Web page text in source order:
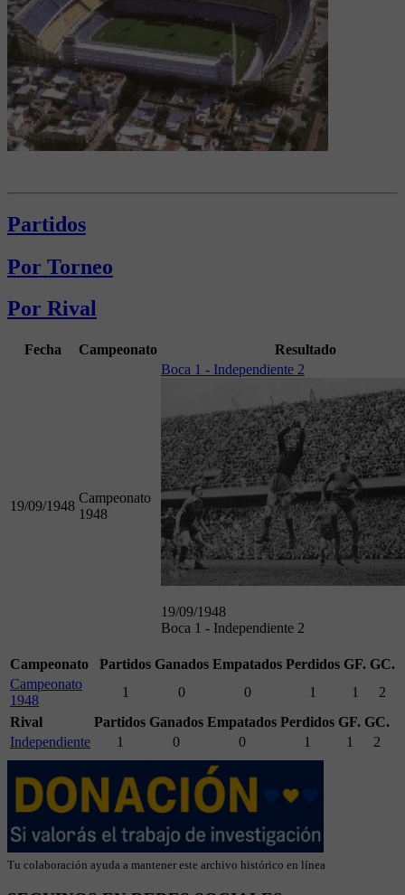
Partidos
Por Torneo
Por Rival
Fecha Campeonato Resultado
19/09/1948
Campeonato
1948
Boca 1 - Independiente 2
19/09/1948
Boca 1 - Independiente 2
Campeonato Partidos Ganados Empatados Perdidos GF. GC.
Campeonato
1948
1 0 0 1 1
2
Rival
Partidos Ganados Empatados Perdidos GF. GC.
Independiente
1 0 0 1 1 2
Tu colaboración ayuda a mantener este archivo histórico en línea